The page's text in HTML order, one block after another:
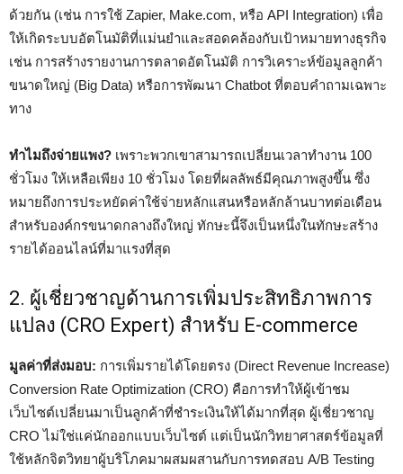
ด้วยกัน (เช่น การใช้ Zapier, Make.com, หรือ API Integration) เพื่อ
ให้เกิดระบบอัตโนมัติที่แม่นยำและสอดคล้องกับเป้าหมายทางธุรกิจ
เช่น การสร้างรายงานการตลาดอัตโนมัติ การวิเคราะห์ข้อมูลลูกค้า
ขนาดใหญ่ (Big Data) หรือการพัฒนา Chatbot ที่ตอบคำถามเฉพาะ
ทาง
ทำไมถึงจ่ายแพง? เพราะพวกเขาสามารถเปลี่ยนเวลาทำงาน 100
ชั่วโมง ให้เหลือเพียง 10 ชั่วโมง โดยที่ผลลัพธ์มีคุณภาพสูงขึ้น ซึ่ง
หมายถึงการประหยัดค่าใช้จ่ายหลักแสนหรือหลักล้านบาทต่อเดือน
สำหรับองค์กรขนาดกลางถึงใหญ่ ทักษะนี้จึงเป็นหนึ่งในทักษะสร้าง
รายได้ออนไลน์ที่มาแรงที่สุด
2. ผู้เชี่ยวชาญด้านการเพิ่มประสิทธิภาพการ
แปลง (CRO Expert) สำหรับ E-commerce
มูลค่าที่ส่งมอบ: การเพิ่มรายได้โดยตรง (Direct Revenue Increase)
Conversion Rate Optimization (CRO) คือการทำให้ผู้เข้าชม
เว็บไซต์เปลี่ยนมาเป็นลูกค้าที่ชำระเงินให้ได้มากที่สุด ผู้เชี่ยวชาญ
CRO ไม่ใช่แค่นักออกแบบเว็บไซต์ แต่เป็นนักวิทยาศาสตร์ข้อมูลที่
ใช้หลักจิตวิทยาผู้บริโภคมาผสมผสานกับการทดสอบ A/B Testing